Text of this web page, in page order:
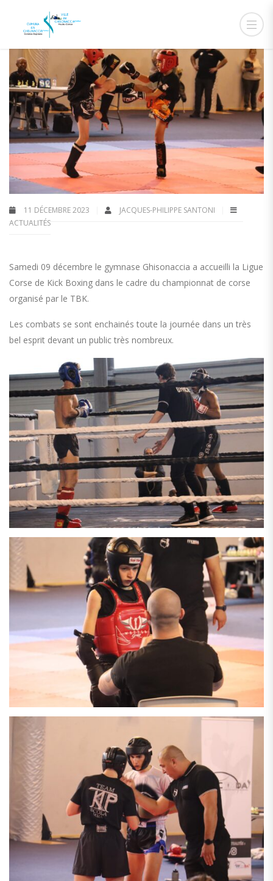
11 DÉCEMBRE 2023
JACQUES-PHILIPPE SANTONI
ACTUALITÉS
Samedi 09 décembre le gymnase Ghisonaccia a accueilli la Ligue
Corse de Kick Boxing dans le cadre du championnat de corse
organisé par le TBK.
Les combats se sont enchainés toute la journée dans un très
bel esprit devant un public très nombreux.